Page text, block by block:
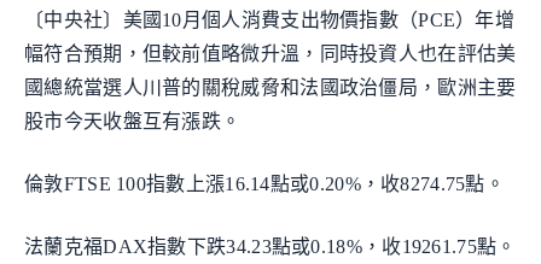
〔中央社〕美國10月個人消費支出物價指數（PCE）年增
幅符合預期，但較前值略微升溫，同時投資人也在評估美
國總統當選人川普的關稅威脅和法國政治僵局，歐洲主要
股市今天收盤互有漲跌。
倫敦FTSE 100指數上漲16.14點或0.20%，收8274.75點。
法蘭克福DAX指數下跌34.23點或0.18%，收19261.75點。